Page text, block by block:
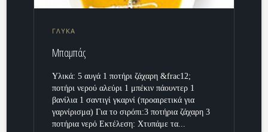
ΓΛΥΚΑ
Μπαμπάς
Υλικά: 5 αυγά 1 ποτήρι ζάχαρη &frac12;
ποτήρι νερού αλεύρι 1 μπέκιν πάουντερ 1
βανίλια 1 σαντιγί γκαρνί (προαιρετικά για
γαρνίρισμα) Για το σιρόπι:3 ποτήρια ζάχαρη 3
ποτήρια νερό Εκτέλεση: Χτυπάμε τα...